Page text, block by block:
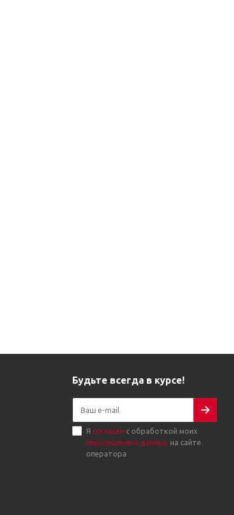
Будьте всегда в курсе!
Я согласен с обработкой моих
персональных данных на сайте
оператора